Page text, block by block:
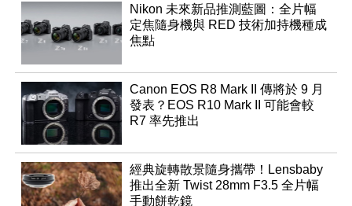
Nikon 未來新品推測藍圖：全片幅
定焦隨身機與 RED 技術加持機種成
焦點
Canon EOS R8 Mark II 傳將於 9 月
發表？EOS R10 Mark II 可能會較
R7 率先推出
經典旋轉散景隨身攜帶！Lensbaby
推出全新 Twist 28mm F3.5 全片幅
手動餅乾鏡